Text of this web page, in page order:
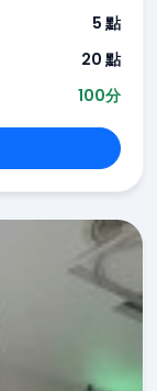
5 點
20 點
100分